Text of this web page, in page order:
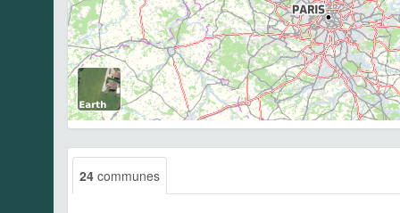
24 communes